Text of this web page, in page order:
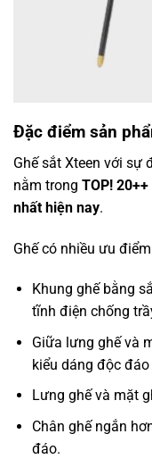
Đặc điểm sản
Ghế sắt Xteen với sự
nằm trong TOP!
nhất hiện nay.
Ghế có nhiều ưu
Khung ghế bằng
tĩnh điện chống
Giữa lưng ghế và
kiểu dáng độc đáo
Lưng ghế và mặt
Chân ghế ngắn
đáo.